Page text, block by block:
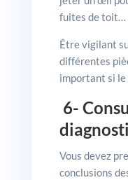
fuites de toit…
Être vigilant
différentes
important si le
6-
Vous devez
conclusions